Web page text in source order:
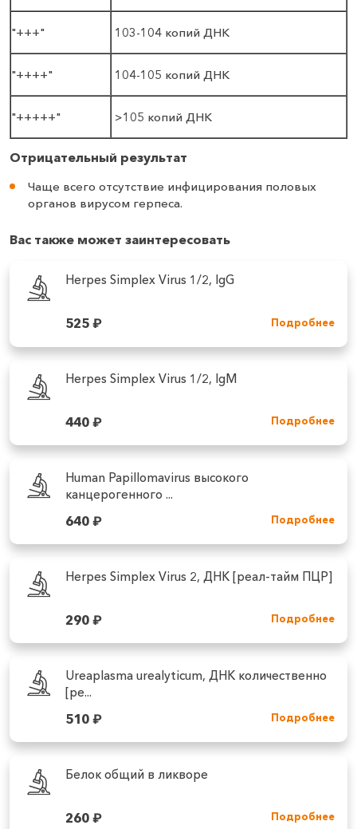
"+++" 103-104 копий ДНК
"++++" 104-105 копий ДНК
"+++++" >105 копий ДНК
Отрицательный результат
Чаще всего отсутствие инфицирования половых
органов вирусом герпеса.
Вас также может заинтересовать
Herpes Simplex Virus 1/2, IgG
525₽ Подробнее
Herpes Simplex Virus 1/2, IgM
440₽ Подробнее
Human Papillomavirus высокого
канцерогенного ...
640₽ Подробнее
Herpes Simplex Virus 2, ДНК [реал-тайм ПЦР]
290₽ Подробнее
Ureaplasma urealyticum, ДНК количественно
[ре...
510₽ Подробнее
Белок общий в ликворе
260₽ Подробнее